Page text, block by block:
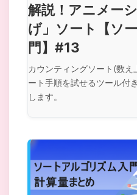
解説！アニメー
げ」ソート【ソ
門】#13
カウンティングソート(数
ート手順を試せるツール付
します。